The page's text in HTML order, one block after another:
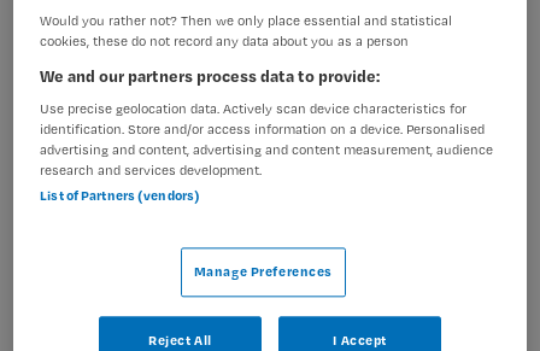
Vacature niet beschikbaar
Deze vacature Doktersassistent polikliniek Verloskunde
bij Amsterdam UMC is niet meer actueel. Hieronder
staan enkele vergelijkbare vacatures die voor u wellicht
interessant zijn.
Would you rather not? Then we only place essential and statistical
cookies, these do not record any data about you as a person
We and our partners process data to provide:
Use precise geolocation data. Actively scan device characteristics for
identification. Store and/or access information on a device. Personalised
advertising and content, advertising and content measurement, audience
research and services development.
List of Partners (vendors)
Manage Preferences
Reject All I Accept